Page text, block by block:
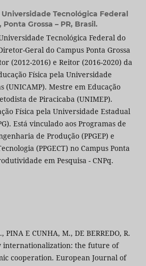
Universidade Tecnológica Federal
Ponta Grossa – PR, Brasil.
Tecnológica Federal do
Geral do Campus Ponta Grossa
(2012-2016) e Reitor (2016-2020) da
Física pela Universidade
(UNICAMP). Mestre em Educação
de Piracicaba (UNIMEP).
Física pela Universidade Estadual
Está vinculado aos Programas de
de Produção (PPGEP) e
(PPGECT) no Campus Ponta
em Pesquisa - CNPq.
PINA E CUNHA, M., DE BERREDO, R.
internationalization: the future of
cooperation. European Journal of